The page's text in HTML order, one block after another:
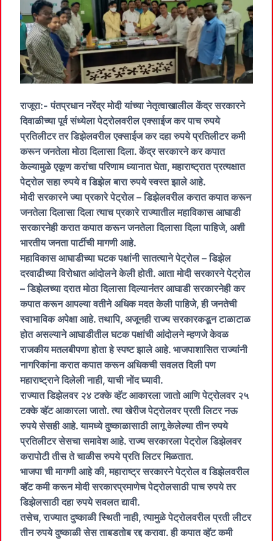
राजूरा:- पंतप्रधान नरेंद्र मोदी यांच्या नेतृत्वाखालील केंद्र सरकारने
दिवाळीच्या पूर्व संध्येला पेट्रोलवरील एक्साईज कर पाच रुपये
प्रतिलीटर तर डिझेलवरील एक्साईज कर दहा रुपये प्रतिलीटर कमी
करून जनतेला मोठा दिलासा दिला. केंद्र सरकारने कर कपात
केल्यामुळे एकूण करांचा परिणाम ध्यानात घेता, महाराष्ट्रात प्रत्यक्षात
पेट्रोल सहा रुपये व डिझेल बारा रुपये स्वस्त झाले आहे.
मोदी सरकारने ज्या प्रकारे पेट्रोल – डिझेलवरील करात कपात करून
जनतेला दिलासा दिला त्याच प्रकारे राज्यातील महाविकास आघाडी
सरकारनेही करात कपात करून जनतेला दिलासा दिला पाहिजे, अशी
भारतीय जनता पार्टीची मागणी आहे.
महाविकास आघाडीच्या घटक पक्षांनी सातत्याने पेट्रोल – डिझेल
दरवाढीच्या विरोधात आंदोलने केली होती. आता मोदी सरकारने पेट्रोल
– डिझेलच्या दरात मोठा दिलासा दिल्यानंतर आघाडी सरकारनेही कर
कपात करून आपल्या वतीने अधिक मदत केली पाहिजे, ही जनतेची
स्वाभाविक अपेक्षा आहे. तथापि, अजूनही राज्य सरकारकडून टाळाटाळ
होत असल्याने आघाडीतील घटक पक्षांची आंदोलने म्हणजे केवळ
राजकीय मतलबीपणा होता हे स्पष्ट झाले आहे. भाजपाशासित राज्यांनी
नागरिकांना करात कपात करून अधिकची सवलत दिली पण
महाराष्ट्राने दिलेली नाही, याची नोंद घ्यावी.
राज्यात डिझेलवर २४ टक्के व्हॅट आकारला जातो आणि पेट्रोलवर २५
टक्के व्हॅट आकारला जातो. त्या खेरीज पेट्रोलवर प्रती लिटर नऊ
रुपये सेसही आहे. यामध्ये दुष्काळासाठी लागू केलेल्या तीन रुपये
प्रतिलीटर सेसचा समावेश आहे. राज्य सरकारला पेट्रोल डिझेलवर
करापोटी तीस ते चाळीस रुपये प्रति लिटर मिळतात.
भाजपा ची मागणी आहे की, महाराष्ट्र सरकारने पेट्रोल व डिझेलवरील
व्हॅट कमी करून मोदी सरकारप्रमाणेच पेट्रोलसाठी पाच रुपये तर
डिझेलसाठी दहा रुपये सवलत द्यावी.
तसेच, राज्यात दुष्काळी स्थिती नाही, त्यामुळे पेट्रोलवरील प्रती लीटर
तीन रुपये दुष्काळी सेस ताबडतोब रद्द करावा. ही कपात व्हॅट कमी